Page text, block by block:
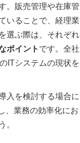
。販売管理や在庫管
いることで、経理業
選ぶ際は、それぞれ
ポイント です。全社
ITシステムの現状を
入を検討する場合に
、業務の効率化にお
。